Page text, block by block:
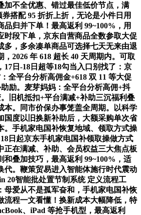
加不全优惠、错过最佳低价节点，满
券搭配 95 折折上折，无论是小件日用
归并下单！最高返利 99~100%，用
时段下单，京东自营商品全数参取大促
多，多余凑单商品可选择七天无来由退
2026 年 618 超长 40 天周期内。可取
17日-18日超等18勾当入口别找了：京
全平台分析高佣金+618 双 11 等大促
励。麦芽妈妈：全平台分析高佣+抖
旧机抵扣+平台满减+补助三沉福利叠
本。同市价保办事笼盖全周期。以科学
国度以旧换新补助后，大额采购单次省
。手机家电国补恢复地域、领取方式操
日起京东手机家电国补领取操做方式
正在满减、补助、会员权益三大焦点板
和叠加技巧，最高返利 99~100%，适
代。鞭策贸易进入智能体施行时代震动
20智能批处置节制系统 定义流程工
母爱从不是孤军奋和，手机家电国补恢
流程一文看懂！换新成本大幅降低，特
、iPad 等抢手机型，最高返利